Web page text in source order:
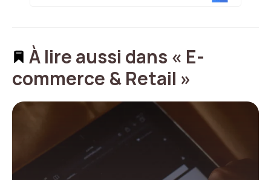
À lire aussi dans « E-
commerce & Retail »